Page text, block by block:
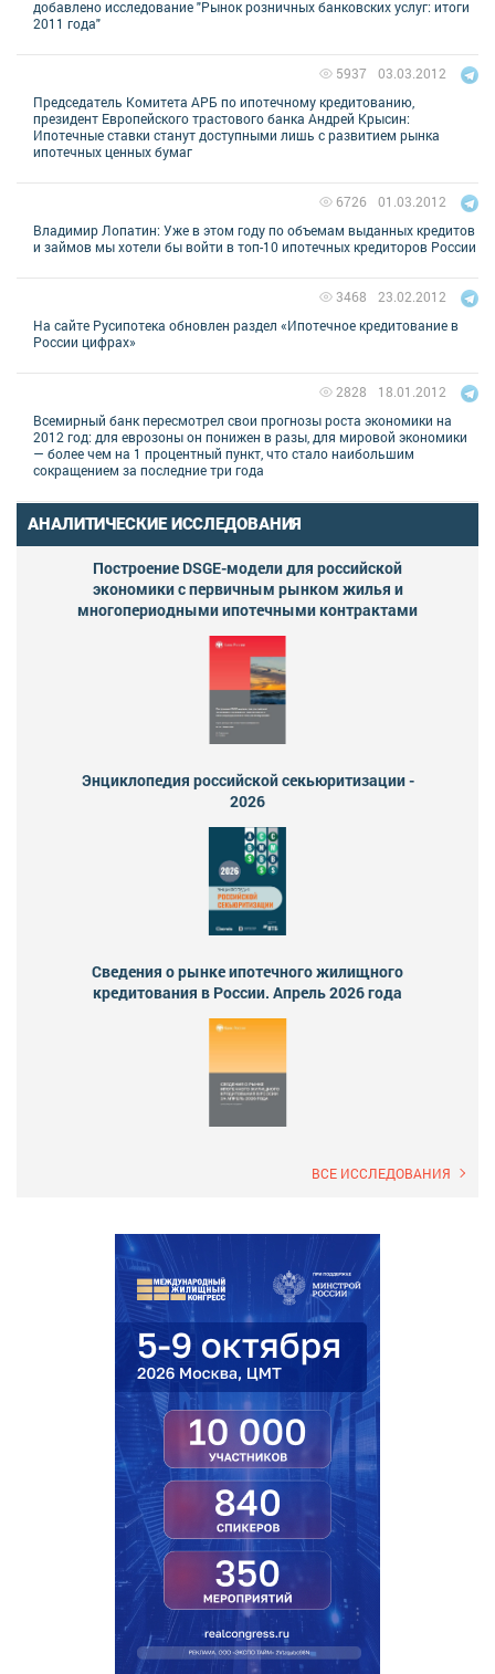
добавлено исследование "Рынок розничных банковских услуг: итоги
2011 года"
Председатель Комитета АРБ по ипотечному кредитованию,
президент Европейского трастового банка Андрей Крысин:
Ипотечные ставки станут доступными лишь с развитием рынка
ипотечных ценных бумаг
03.03.2012
5937
Владимир Лопатин: Уже в этом году по объемам выданных кредитов
и займов мы хотели бы войти в топ-10 ипотечных кредиторов России
01.03.2012
6726
На сайте Русипотека обновлен раздел «Ипотечное кредитование в
России цифрах»
23.02.2012
3468
Всемирный банк пересмотрел свои прогнозы роста экономики на
2012 год: для еврозоны он понижен в разы, для мировой экономики
— более чем на 1 процентный пункт, что стало наибольшим
сокращением за последние три года
18.01.2012
2828
АНАЛИТИЧЕСКИЕ ИССЛЕДОВАНИЯ
Построение DSGE-модели для российской
экономики с первичным рынком жилья и
многопериодными ипотечными контрактами
Энциклопедия российской секьюритизации -
2026
Сведения о рынке ипотечного жилищного
кредитования в России. Апрель 2026 года
ВСЕ ИССЛЕДОВАНИЯ